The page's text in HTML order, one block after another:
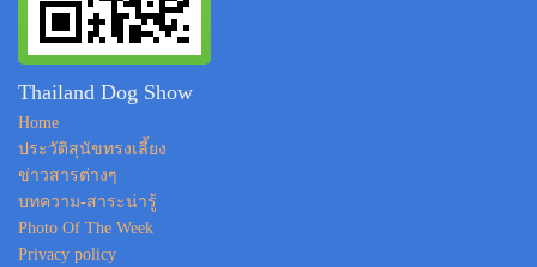
Thailand Dog Show
Home
ประวัติสุนัขทรงเลี้ยง
ข่าวสารต่างๆ
บทความ-สาระน่ารู้
Photo Of The Week
Privacy policy